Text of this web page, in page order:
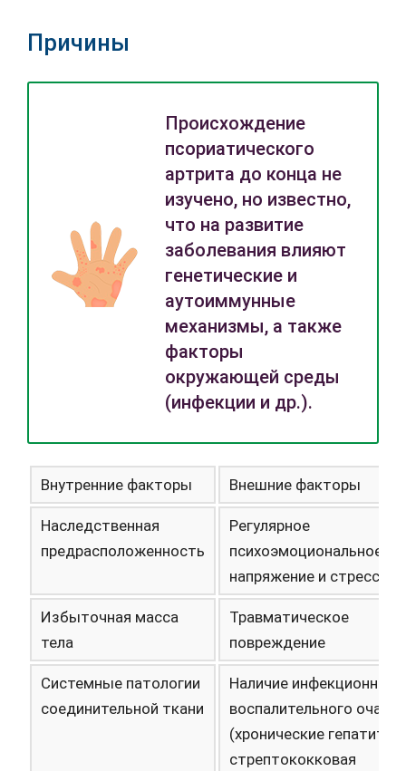
Причины
Происхождение
псориатического
артрита до конца не
изучено, но известно,
что на развитие
заболевания влияют
генетические и
аутоиммунные
механизмы, а также
факторы
окружающей среды
(инфекции и др.).
Внутренние факторы Внешние факторы
Наследственная
предрасположенность
Регулярное
психоэмоциональное
напряжение и стрессы
Избыточная масса
тела
Травматическое
повреждение
Системные патологии
соединительной ткани
Наличие инфекционно-
воспалительного очага
(хронические гепатиты,
стрептококковая